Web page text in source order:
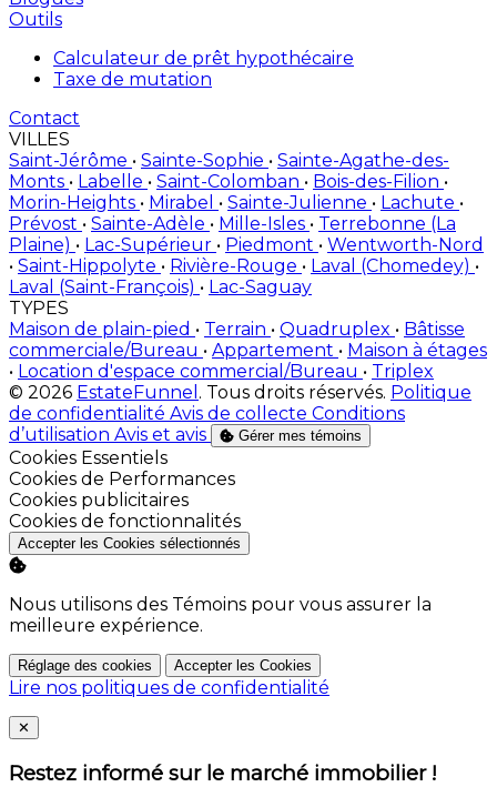
Outils
Calculateur de prêt hypothécaire
Taxe de mutation
Contact
VILLES
Saint-Jérôme • Sainte-Sophie • Sainte-Agathe-des-
Monts • Labelle • Saint-Colomban • Bois-des-Filion •
Morin-Heights • Mirabel • Sainte-Julienne • Lachute •
Prévost • Sainte-Adèle • Mille-Isles • Terrebonne (La
Plaine) • Lac-Supérieur • Piedmont • Wentworth-Nord
• Saint-Hippolyte • Rivière-Rouge • Laval (Chomedey) •
Laval (Saint-François) • Lac-Saguay
TYPES
Maison de plain-pied • Terrain • Quadruplex • Bâtisse
commerciale/Bureau • Appartement • Maison à étages
• Location d'espace commercial/Bureau • Triplex
© 2026 EstateFunnel . Tous droits réservés. Politique
de confidentialité Avis de collecte Conditions
d’utilisation Avis et avis Gérer mes témoins
Activer
Cookies Essentiels
Activer
Cookies de Performances
Activer
Cookies publicitaires
Activer
Cookies de fonctionnalités
Accepter les Cookies sélectionnés
Nous utilisons des Témoins pour vous assurer la
meilleure expérience.
Réglage des cookies Accepter les Cookies
Lire nos politiques de confidentialité
Close
✕
Restez informé sur le marché immobilier !